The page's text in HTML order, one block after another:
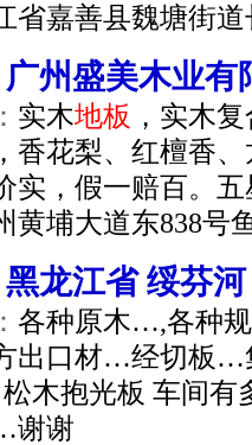
省嘉善县魏塘街
广州盛美木业有
实木地板 ，实木
，香花梨、红檀香
实，假一赔百。
黄埔大道东838号
黑龙江省 绥芬
各种原木…,各种
出口材…经切板…
木抱光板 车间
谢谢